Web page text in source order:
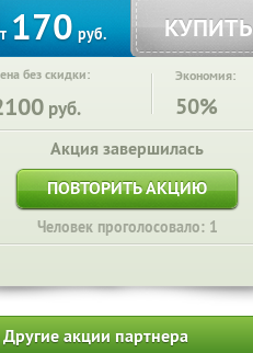
170руб. КУПИТЬ
без скидки:
руб.
Экономия:
50%
Акция завершилась
ПОВТОРИТЬ АКЦИЮ
Человек проголосовало: 1
Другие акции партнера